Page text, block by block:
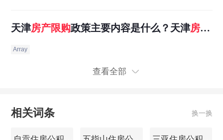
天津房产限购政策主要内容是什么？天津房产
Array
查看全部
相关词条 换一换